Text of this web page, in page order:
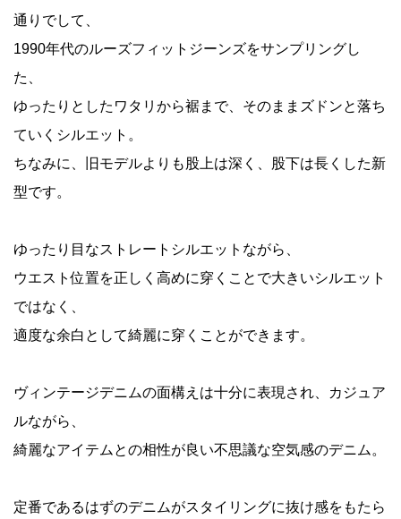
通りでして、
1990年代のルーズフィットジーンズをサンプリングし
た、
ゆったりとしたワタリから裾まで、そのままズドンと落ち
ていくシルエット。
ちなみに、旧モデルよりも股上は深く、股下は長くした新
型です。
ゆったり目なストレートシルエットながら、
ウエスト位置を正しく高めに穿くことで大きいシルエット
ではなく、
適度な余白として綺麗に穿くことができます。
ヴィンテージデニムの面構えは十分に表現され、カジュア
ルながら、
綺麗なアイテムとの相性が良い不思議な空気感のデニム。
定番であるはずのデニムがスタイリングに抜け感をもたら